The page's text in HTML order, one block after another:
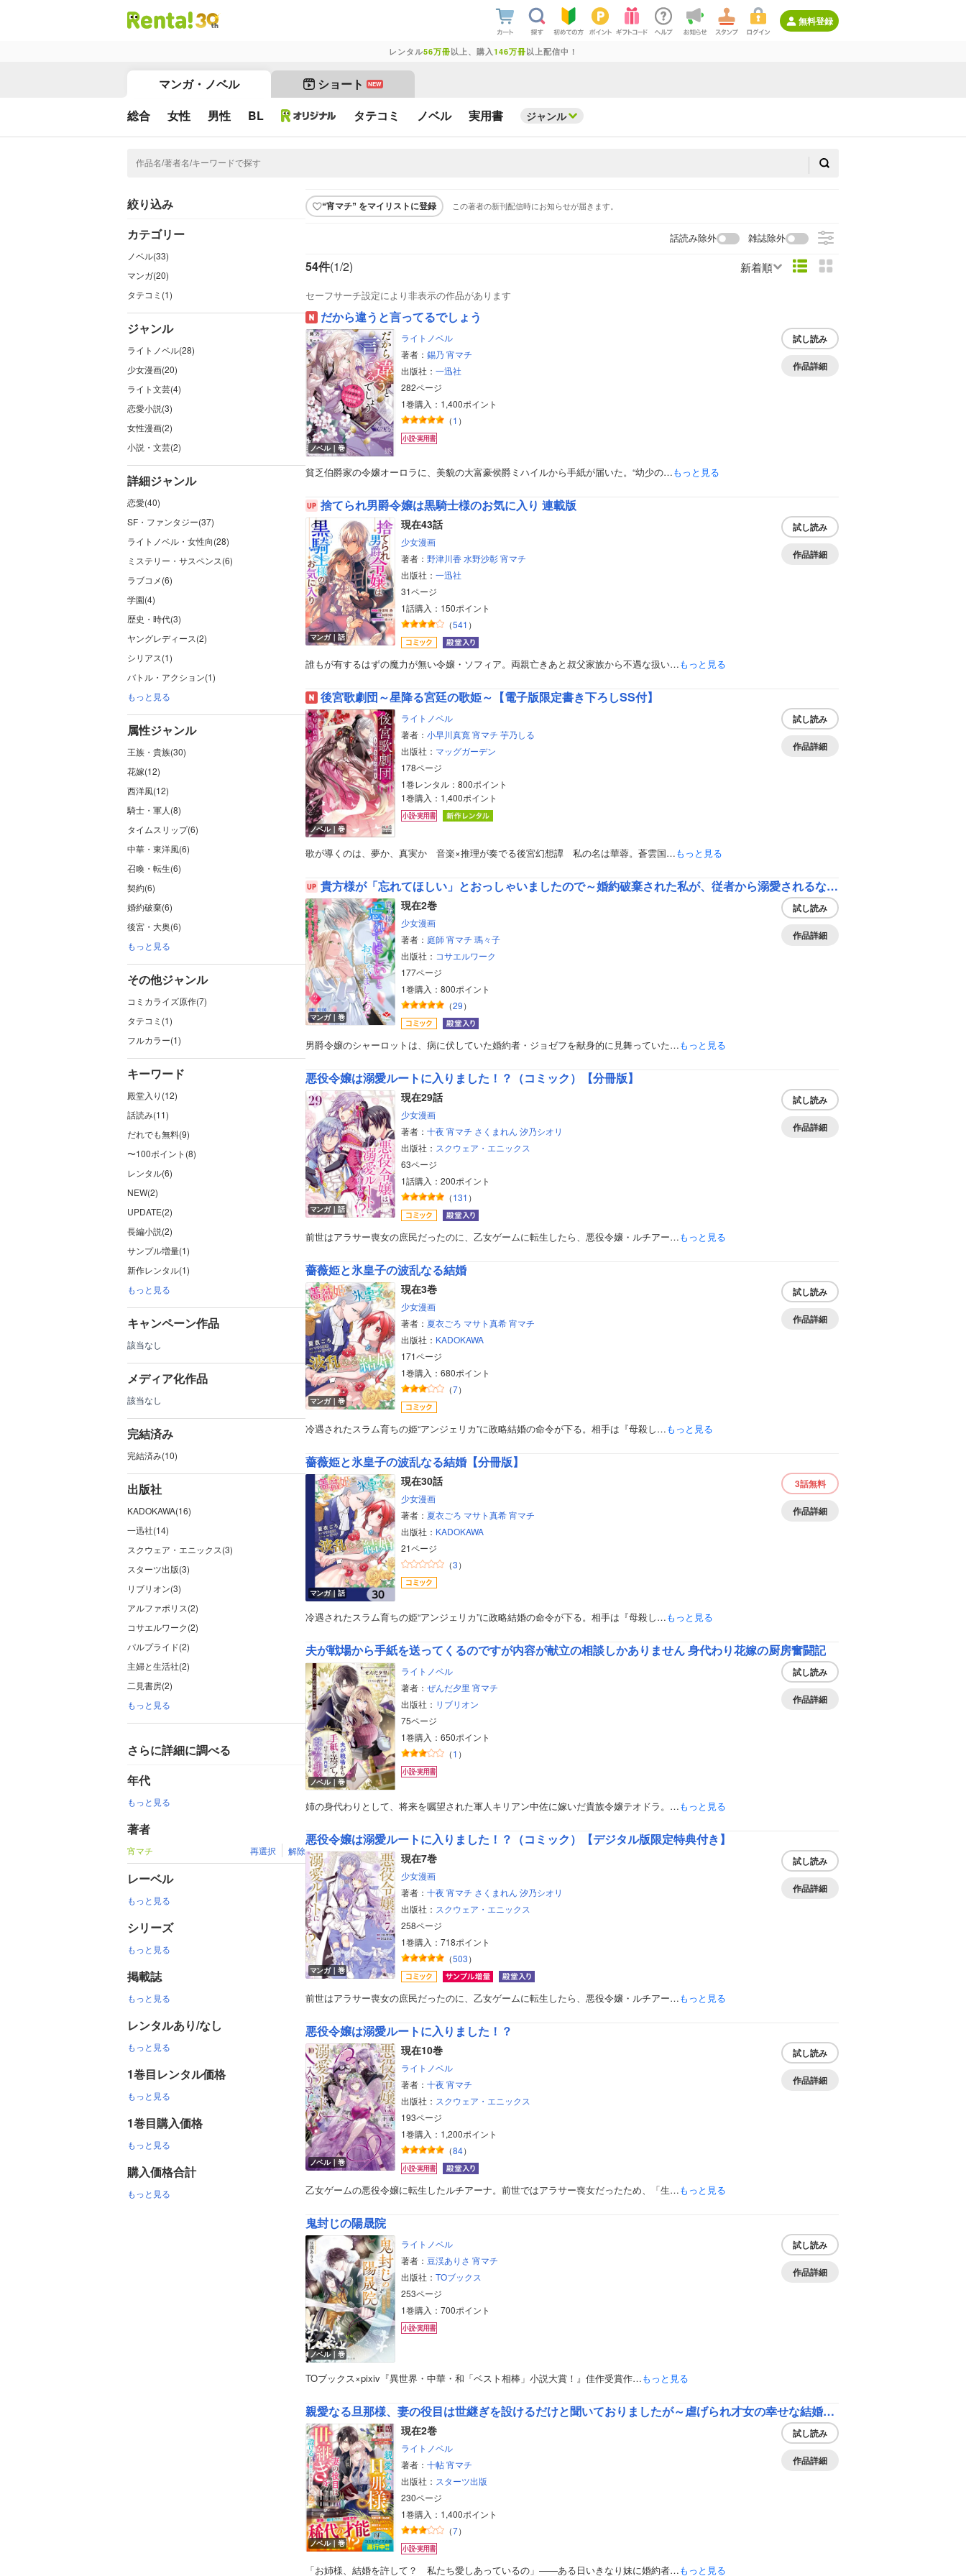
無料登録
レンタル56万冊以上、購入 146万冊以上配信中！
マンガ・ノベル ショート NEW
総合 女性 男性 BL タテコミ ノベル 実用書 ジャンル
絞り込み
カテゴリー
ノベル(33)
マンガ(20)
タテコミ(1)
ジャンル
ライトノベル(28)
少女漫画(20)
ライト文芸(4)
恋愛小説(3)
女性漫画(2)
小説・文芸(2)
詳細ジャンル
恋愛(40)
SF・ファンタジー(37)
ライトノベル・女性向(28)
ミステリー・サスペンス(6)
ラブコメ(6)
学園(4)
歴史・時代(3)
ヤングレディース(2)
シリアス(1)
バトル・アクション(1)
もっと見る
属性ジャンル
王族・貴族(30)
花嫁(12)
西洋風(12)
騎士・軍人(8)
タイムスリップ(6)
中華・東洋風(6)
召喚・転生(6)
契約(6)
婚約破棄(6)
後宮・大奥(6)
もっと見る
その他ジャンル
コミカライズ原作(7)
タテコミ(1)
フルカラー(1)
キーワード
殿堂入り(12)
話読み(11)
だれでも無料(9)
〜100ポイント(8)
レンタル(6)
NEW(2)
UPDATE(2)
長編小説(2)
サンプル増量(1)
新作レンタル(1)
もっと見る
キャンペーン作品
該当なし
メディア化作品
該当なし
完結済み
完結済み(10)
出版社
KADOKAWA(16)
一迅社(14)
スクウェア・エニックス(3)
スターツ出版(3)
リブリオン(3)
アルファポリス(2)
コサエルワーク(2)
パルプライド(2)
主婦と生活社(2)
二見書房(2)
もっと見る
さらに詳細に調べる
年代
もっと見る
著者
宵マチ 再選択 解除
レーベル
もっと見る
シリーズ
もっと見る
掲載誌
もっと見る
レンタルあり/なし
もっと見る
1巻目レンタル価格
もっと見る
1巻目購入価格
もっと見る
購入価格合計
もっと見る
“宵マチ” をマイリストに登録 この著者の新刊配信時にお知らせが届きます。
話読み除外 雑誌除外
54件(1/2) 新着順
セーフサーチ設定により非表示の作品があります
ボーイズラブ
ティーンズラブ
美女・美少女
女性写真集
だから違うと言ってるでしょう
ノベル｜巻
ライトノベル
著者： 錫乃 宵マチ
出版社： 一迅社
282ページ
1巻購入：1,400ポイント
（1 ）
試し読み
作品詳細
貧乏伯爵家の令嬢オーロラに、美貌の大富豪侯爵ミハイルから手紙が届いた。“幼少の…もっと見る
捨てられ男爵令嬢は黒騎士様のお気に入り 連載版
マンガ｜話
現在43話
少女漫画
著者： 野津川香 水野沙彰 宵マチ
出版社： 一迅社
31ページ
1話購入：150ポイント
（541 ）
試し読み
作品詳細
誰もが有するはずの魔力が無い令嬢・ソフィア。両親亡きあと叔父家族から不遇な扱い…もっと見る
後宮歌劇団～星降る宮廷の歌姫～【電子版限定書き下ろしSS付】
ノベル｜巻
ライトノベル
著者： 小早川真寛 宵マチ 芋乃しる
出版社： マッグガーデン
178ページ
1巻レンタル：800ポイント
1巻購入：1,400ポイント
試し読み
作品詳細
歌が導くのは、夢か、真実か 音楽×推理が奏でる後宮幻想譚 私の名は華蓉。蒼雲国…もっと見る
貴方様が「忘れてほしい」とおっしゃいましたので～婚約破棄された私が、従者から溺愛されるなんて～【合本版】
マンガ｜巻
現在2巻
少女漫画
著者： 庭師 宵マチ 瑪々子
出版社： コサエルワーク
177ページ
1巻購入：800ポイント
（29）
試し読み
作品詳細
男爵令嬢のシャーロットは、病に伏していた婚約者・ジョゼフを献身的に見舞っていた…もっと見る
悪役令嬢は溺愛ルートに入りました！？（コミック）【分冊版】
マンガ｜話
現在29話
少女漫画
著者： 十夜 宵マチ さくまれん 汐乃シオリ
出版社： スクウェア・エニックス
63ページ
1話購入：200ポイント
（131 ）
試し読み
作品詳細
前世はアラサー喪女の庶民だったのに、乙女ゲームに転生したら、悪役令嬢・ルチアー…もっと見る
薔薇姫と氷皇子の波乱なる結婚
マンガ｜巻
現在3巻
少女漫画
著者： 夏衣ごろ マサト真希 宵マチ
出版社： KADOKAWA
171ページ
1巻購入：680ポイント
（7）
試し読み
作品詳細
冷遇されたスラム育ちの姫“アンジェリカ”に政略結婚の命令が下る。相手は『母殺し…もっと見る
薔薇姫と氷皇子の波乱なる結婚【分冊版】
マンガ｜話
現在30話
少女漫画
著者： 夏衣ごろ マサト真希 宵マチ
出版社： KADOKAWA
21ページ
（3）
3話無料
作品詳細
冷遇されたスラム育ちの姫“アンジェリカ”に政略結婚の命令が下る。相手は『母殺し…もっと見る
夫が戦場から手紙を送ってくるのですが内容が献立の相談しかありません 身代わり花嫁の厨房奮闘記
ノベル｜巻
ライトノベル
著者： ぜんだ夕里 宵マチ
出版社： リブリオン
75ページ
1巻購入：650ポイント
（1 ）
試し読み
作品詳細
姉の身代わりとして、将来を嘱望された軍人キリアン中佐に嫁いだ貴族令嬢テオドラ。…もっと見る
悪役令嬢は溺愛ルートに入りました！？（コミック）【デジタル版限定特典付き】
マンガ｜巻
現在7巻
少女漫画
著者： 十夜 宵マチ さくまれん 汐乃シオリ
出版社： スクウェア・エニックス
258ページ
1巻購入：718ポイント
（503）
試し読み
作品詳細
前世はアラサー喪女の庶民だったのに、乙女ゲームに転生したら、悪役令嬢・ルチアー…もっと見る
悪役令嬢は溺愛ルートに入りました！？
ノベル｜巻
現在10巻
ライトノベル
著者： 十夜 宵マチ
出版社： スクウェア・エニックス
193ページ
1巻購入：1,200ポイント
（84）
試し読み
作品詳細
乙女ゲームの悪役令嬢に転生したルチアーナ。前世ではアラサー喪女だったため、「生…もっと見る
鬼封じの陽晟院
ノベル｜巻
ライトノベル
著者： 豆渓ありさ 宵マチ
出版社： TOブックス
253ページ
1巻購入：700ポイント
試し読み
作品詳細
TOブックス×pixiv『異世界・中華・和「ベスト相棒」小説大賞！』佳作受賞作…もっと見る
親愛なる旦那様、妻の役目は世継ぎを設けるだけと聞いておりましたが～虐げられ才女の幸せな結婚～【愛され大逆転シリーズ】【電子限定SS付き】
ノベル｜巻
現在2巻
ライトノベル
著者： 十帖 宵マチ
出版社： スターツ出版
230ページ
1巻購入：1,400ポイント
（7）
試し読み
作品詳細
「お姉様、結婚を許して？ 私たち愛しあっているの」――ある日いきなり妹に婚約者…もっと見る